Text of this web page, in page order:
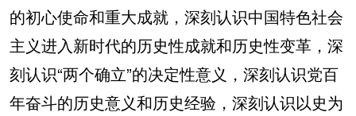
文化产业
地方频道
的初心使命和重大成就，深刻认识中国特色社会
主义进入新时代的历史性成就和历史性变革，深
刻认识“两个确立”的决定性意义，深刻认识党百
年奋斗的历史意义和历史经验，深刻认识以史为